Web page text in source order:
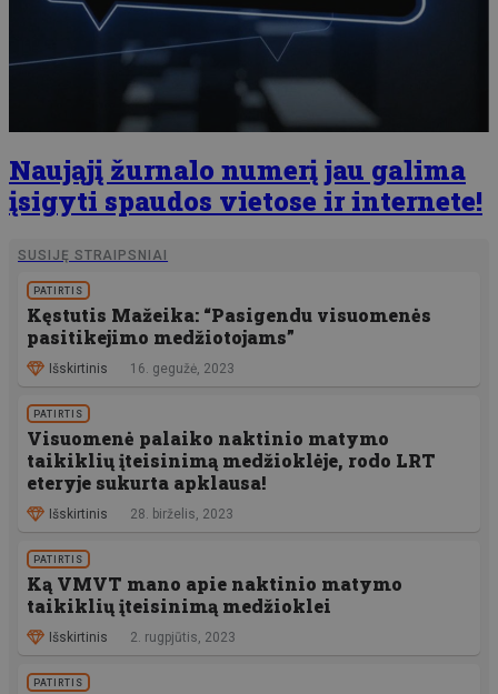
Naująjį žurnalo numerį jau galima
įsigyti spaudos vietose ir internete!
SUSIJĘ STRAIPSNIAI
PATIRTIS
Kęstutis Mažeika: “Pasigendu visuomenės
pasitikejimo medžiotojams”
Išskirtinis 16. gegužė, 2023
PATIRTIS
Visuomenė palaiko naktinio matymo
taikiklių įteisinimą medžioklėje, rodo LRT
eteryje sukurta apklausa!
Išskirtinis 28. birželis, 2023
PATIRTIS
Ką VMVT mano apie naktinio matymo
taikiklių įteisinimą medžioklei
Išskirtinis 2. rugpjūtis, 2023
PATIRTIS